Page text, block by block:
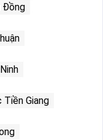
Đồng
Giang